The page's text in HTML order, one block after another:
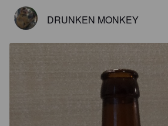
DRUNKEN MONKEY